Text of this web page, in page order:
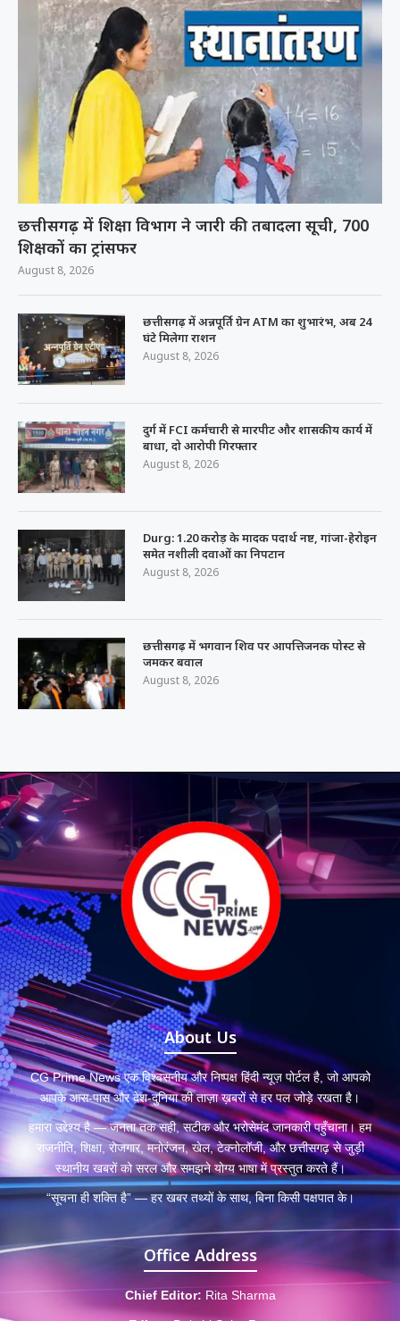
छत्तीसगढ़ में शिक्षा विभाग ने जारी की तबादला सूची, 700
शिक्षकों का ट्रांसफर
August 8, 2026
छत्तीसगढ़ में अन्नपूर्ति ग्रेन ATM का शुभारंभ, अब 24
घंटे मिलेगा राशन
August 8, 2026
दुर्ग में FCI कर्मचारी से मारपीट और शासकीय कार्य में
बाधा, दो आरोपी गिरफ्तार
August 8, 2026
Durg: 1.20 करोड़ के मादक पदार्थ नष्ट, गांजा-हेरोइन
समेत नशीली दवाओं का निपटान
August 8, 2026
छत्तीसगढ़ में भगवान शिव पर आपत्तिजनक पोस्ट से
जमकर बवाल
August 8, 2026
About Us
CG Prime News एक विश्वसनीय और निष्पक्ष हिंदी न्यूज़ पोर्टल है, जो आपको
आपके आस-पास और देश-दुनिया की ताज़ा ख़बरों से हर पल जोड़े रखता है।
हमारा उद्देश्य है — जनता तक सही, सटीक और भरोसेमंद जानकारी पहुँचाना। हम
राजनीति, शिक्षा, रोजगार, मनोरंजन, खेल, टेक्नोलॉजी, और छत्तीसगढ़ से जुड़ी
स्थानीय खबरों को सरल और समझने योग्य भाषा में प्रस्तुत करते हैं।
“सूचना ही शक्ति है” — हर खबर तथ्यों के साथ, बिना किसी पक्षपात के।
Office Address
Chief Editor: Rita Sharma